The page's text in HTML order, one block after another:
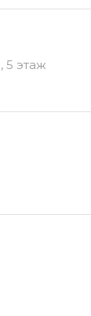
5 этаж